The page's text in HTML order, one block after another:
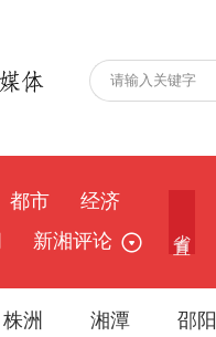
都市
经济
新湘评论
株洲 湘潭 邵阳